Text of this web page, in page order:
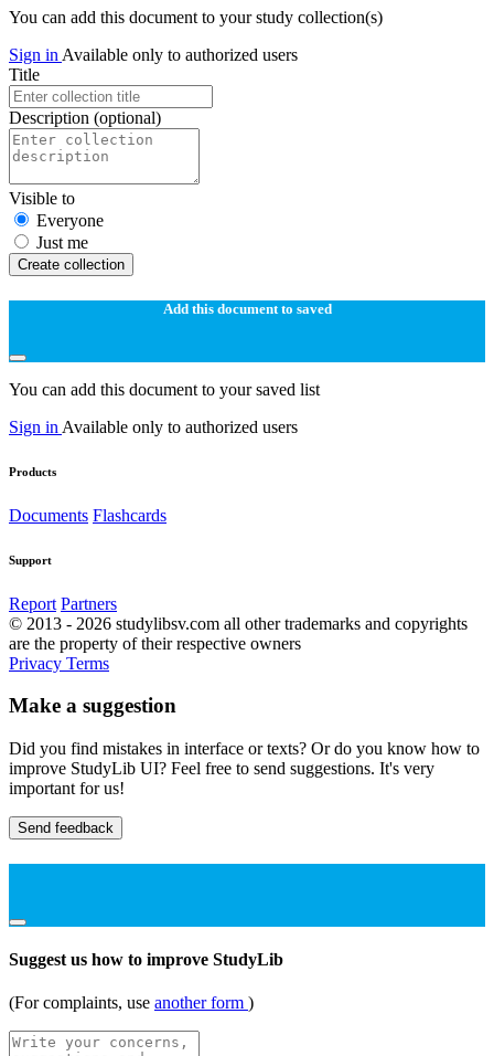
You can add this document to your study collection(s)
Sign in Available only to authorized users
Title
Description (optional)
Visible to
Everyone
Just me
Create collection
Add this document to saved
You can add this document to your saved list
Sign in Available only to authorized users
Products
Documents Flashcards
Support
Report Partners
© 2013 - 2026 studylibsv.com all other trademarks and copyrights
are the property of their respective owners
Privacy Terms
Make a suggestion
Did you find mistakes in interface or texts? Or do you know how to
improve StudyLib UI? Feel free to send suggestions. It's very
important for us!
Send feedback
Suggest us how to improve StudyLib
(For complaints, use another form )